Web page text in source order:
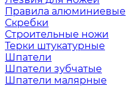
Правила алюминиевые
Скребки
Строительные ножи
Терки штукатурные
Шпатели
Шпатели зубчатые
Шпатели малярные